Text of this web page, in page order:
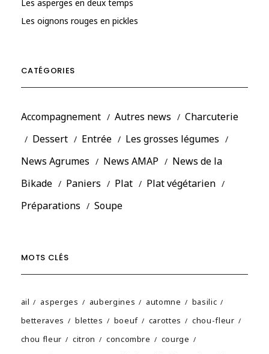
Les asperges en deux temps
Les oignons rouges en pickles
CATÉGORIES
Accompagnement Autres news
Charcuterie
Dessert
Entrée
Les grosses légumes
News Agrumes
News AMAP
News de la
Bikade
Paniers Plat
Plat végétarien
Préparations
Soupe
MOTS CLÉS
ail asperges aubergines automne
basilic
betteraves
blettes boeuf carottes
chou-fleur
chou fleur
citron concombre
courge